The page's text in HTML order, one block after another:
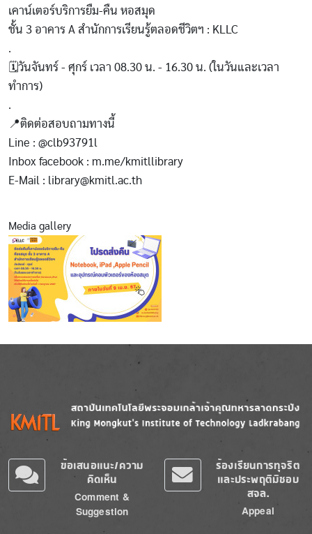
เคาน์เตอร์บริการยืม-คืน หอสมุด
ชั้น 3 อาคาร A สำนักการเรียนรู้ตลอดชีวิตฯ : KLLC
.
🗓วันจันทร์ - ศุกร์ เวลา 08.30 น. - 16.30 น. (ในวันและเวลา
ทำการ)
.
📍ติดต่อสอบถามทางนี้
Line : @clb93791l
Inbox facebook : m.me/kmitllibrary
E-Mail : library@kmitl.ac.th
Media gallery
Image
ข้อเสนอแนะ/ความ
คิดเห็น
Comment &
Suggestion
ร้องเรียนการทุจริต
และประพฤติมิชอบ
สจล.
Appeal